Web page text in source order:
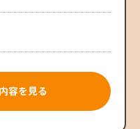
容を見る